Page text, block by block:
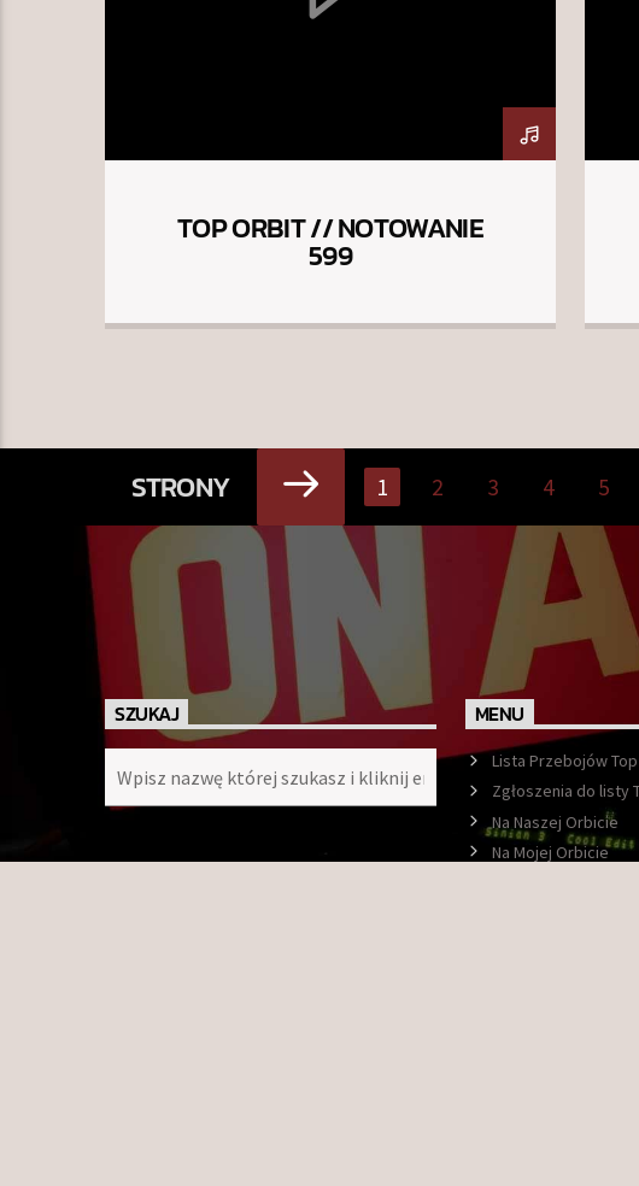
TOP ORBIT // NOTOWANIE
599
STRONY 1 2 3 4 5
SZUKAJ MENU
Lista Przebojów
Zgłoszenia do listy
Na Naszej Orbicie
Na Mojej Orbicie